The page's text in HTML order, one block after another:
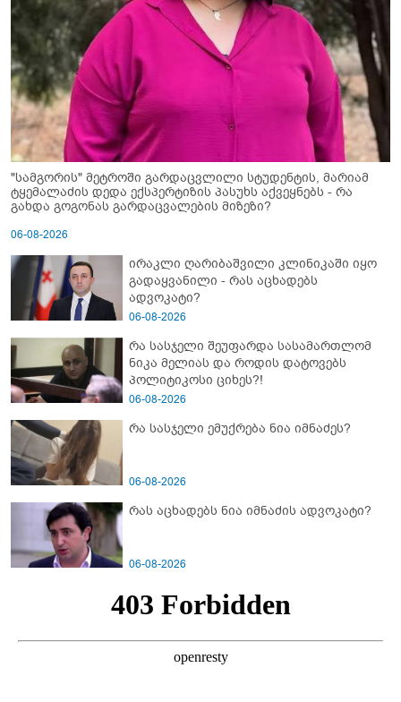
"სამგორის" მეტროში გარდაცვლილი სტუდენტის, მარიამ
ტყემალაძის დედა ექსპერტიზის პასუხს აქვეყნებს - რა
გახდა გოგონას გარდაცვალების მიზეზი?
06-08-2026
ირაკლი ღარიბაშვილი კლინიკაში იყო
გადაყვანილი - რას აცხადებს
ადვოკატი?
06-08-2026
რა სასჯელი შეუფარდა სასამართლომ
ნიკა მელიას და როდის დატოვებს
პოლიტიკოსი ციხეს?!
06-08-2026
რა სასჯელი ემუქრება ნია იმნაძეს?
06-08-2026
რას აცხადებს ნია იმნაძის ადვოკატი?
06-08-2026